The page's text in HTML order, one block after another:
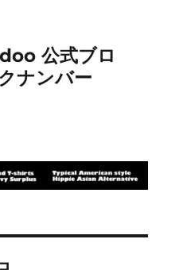
公式ブロ
ナンバー